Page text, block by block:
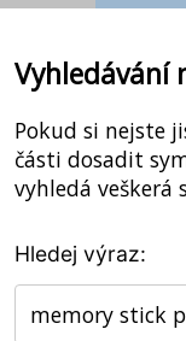
Vyhledávání
Pokud si nejste
části dosadit
vyhledá veškerá
Hledej výraz: